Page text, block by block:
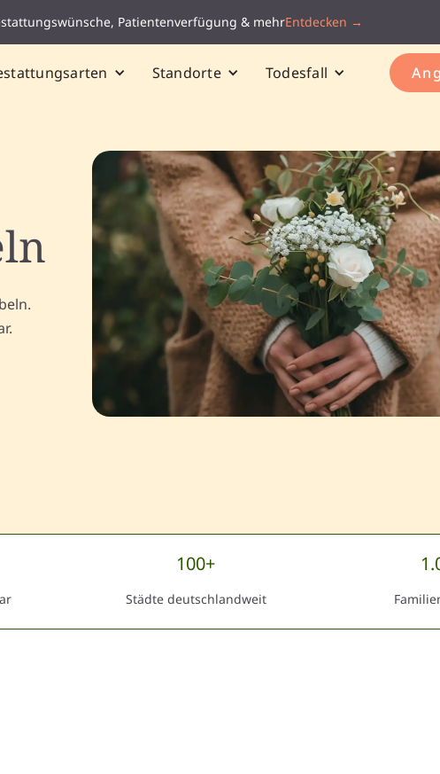
Patientenverfügung & mehrEntdecken →
Standorte Todesfall
100+
Städte deutschlandweit